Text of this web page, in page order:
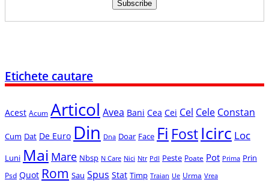
Etichete cautare
Acest Acum Articol Avea Bani Cea Cei Cel Cele Constan
Cum Dat De Euro Din Dna Doar Face Fi FostIcirc Loc
Luni Mai Mare Nbsp N Care Nici Ntr Pdl Peste Poate Pot Prima Prin
Psd Quot Rom Sau Spus Stat Timp Traian Ue Urma Vrea